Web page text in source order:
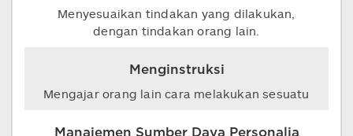
Menyesuaikan tindakan yang dilakukan,
dengan tindakan orang lain.
Menginstruksi
Mengajar orang lain cara melakukan sesuatu
Manajemen Sumber Daya Personalia